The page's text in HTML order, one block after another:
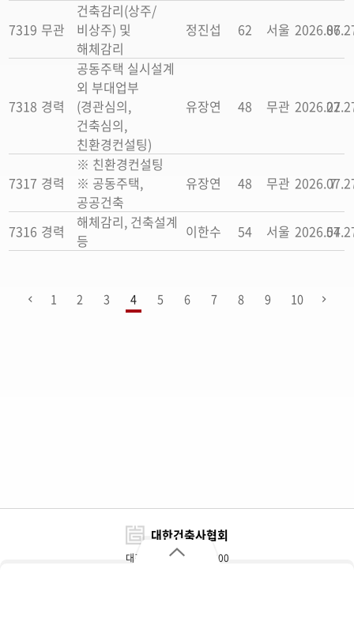
7319 무관
건축감리(상주/
비상주) 및
해체감리
정진섭 62 서울 86
7318 경력
공동주택 실시설계
외 부대업부
(경관심의,
건축심의,
친환경컨설팅)
유장연 48 무관 22
7317 경력
※ 친환경컨설팅
※ 공동주택,
공공건축
유장연 48 무관 7
7316 경력
해체감리, 건축설계
등
이한수 54 서울 54
1 2 3 4 5 6 7 8 9 10
대한건축사협회
대표전화 : 02-3415-6800